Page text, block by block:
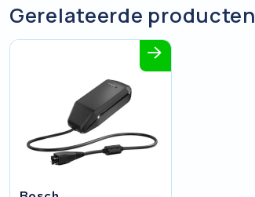
Gerelateerde producten